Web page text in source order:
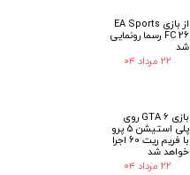
از بازی EA Sports
FC 26 رسما رونمایی
شد
۲۲ مرداد ۰۴
بازی GTA 6 روی
پلی استیشن 5 پرو
با فریم ریت 60 اجرا
خواهد شد
۲۲ مرداد ۰۴